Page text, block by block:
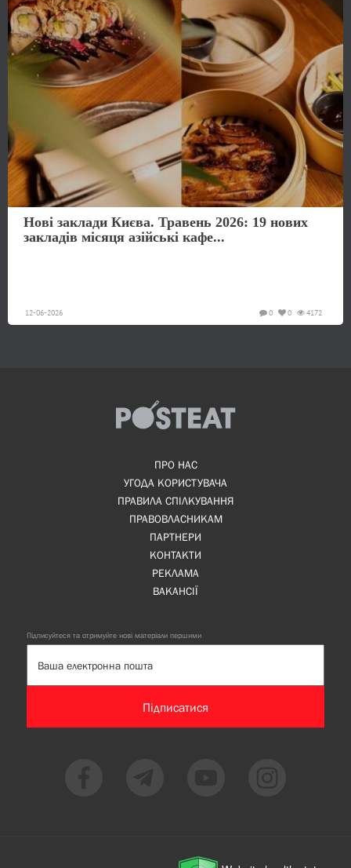
Нові заклади Києва. Травень 2026: 19 нових
закладів місяця азійські кафе...
12-06-2026 4172
0
0
ПРО НАС
УГОДА КОРИСТУВАЧА
ПРАВИЛА СПІЛКУВАННЯ
ПРАВОВЛАСНИКАМ
ПАРТНЕРИ
КОНТАКТИ
РЕКЛАМА
ВАКАНСІЇ
Підписуйтеся та отримуйте нові матеріали першими
Підписатися